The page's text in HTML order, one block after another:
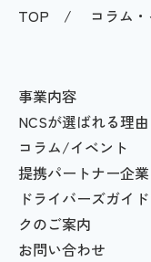
TOP コラム
事業内容
NCSが選ばれる理由
コラム/イベント
提携パートナー企業
ドライバーズガイ
クのご案内
お問い合わせ